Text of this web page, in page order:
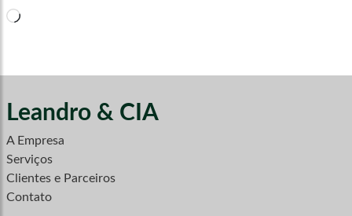
Carregando...
Leandro & CIA
A Empresa
Serviços
Clientes e Parceiros
Contato